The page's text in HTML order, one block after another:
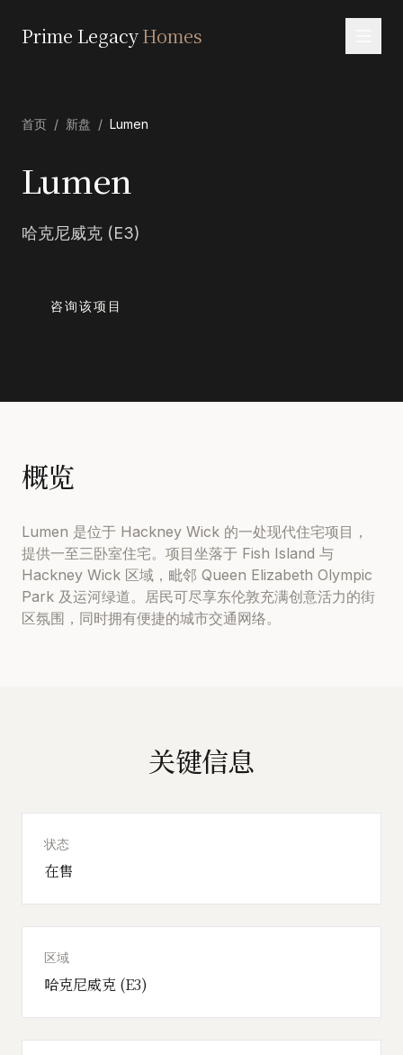
Prime LegacyHomes
服务
关于我们
首页 / 新盘 / Lumen
Lumen
哈克尼威克 (E3)
咨询该项目
概览
Lumen 是位于 Hackney Wick 的一处现代住宅项目，
提供一至三卧室住宅。项目坐落于 Fish Island 与
Hackney Wick 区域，毗邻 Queen Elizabeth Olympic
Park 及运河绿道。居民可尽享东伦敦充满创意活力的街
区氛围，同时拥有便捷的城市交通网络。
关键信息
状态
在售
区域
哈克尼威克 (E3)